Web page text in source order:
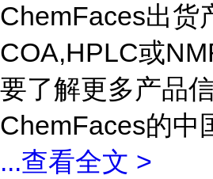
ChemFaces出货
COA,HPLC或
要了解更多产品
ChemFaces的中
...查看全文 >